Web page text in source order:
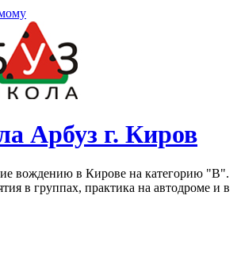
Арбуз г. Киров
вождению в Кирове на категорию "В".
в группах, практика на автодроме и в